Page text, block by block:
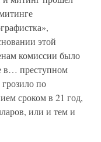
этой
комиссии было
в… преступном
по
сроком в 21 год,
или и тем и